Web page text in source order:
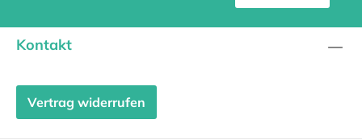
Kontakt
Vertrag widerrufen